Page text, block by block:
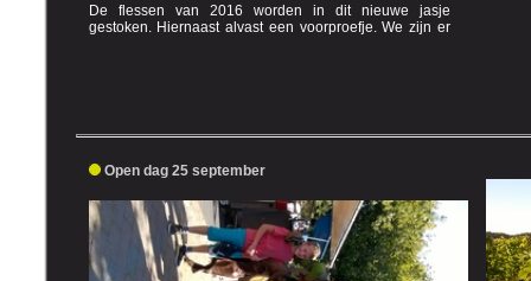
De flessen van 2016 worden in dit nieuwe jasje
gestoken. Hiernaast alvast een voorproefje. We zijn er
Open dag 25 september